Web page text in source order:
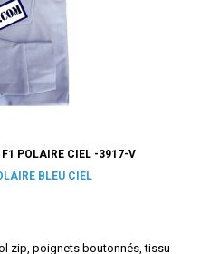
POLAIRE CIEL -3917-V
BLEU CIEL
zip, poignets boutonnés, tissu